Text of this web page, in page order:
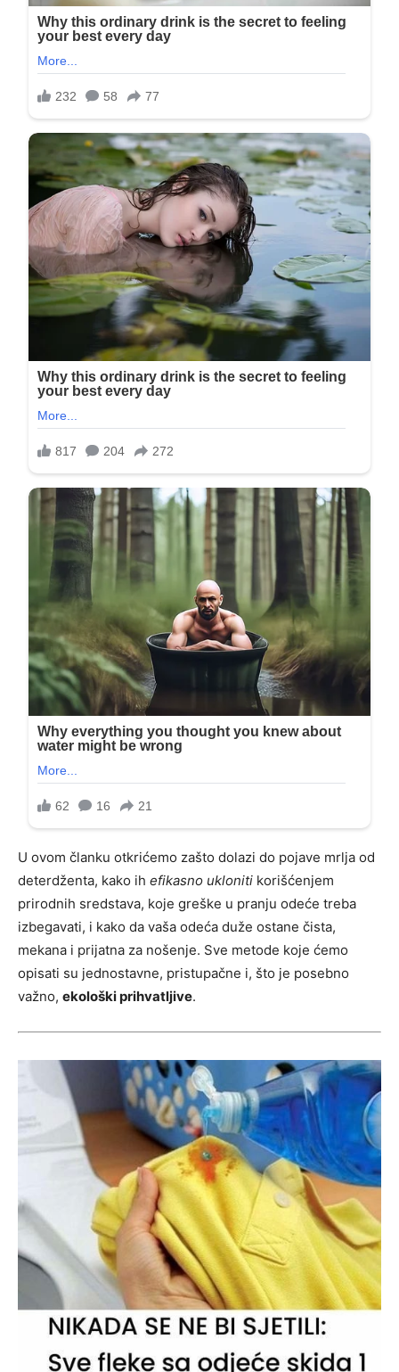
U ovom članku otkrićemo zašto dolazi do pojave mrlja od
deterdženta, kako ih efikasno ukloniti korišćenjem
prirodnih sredstava, koje greške u pranju odeće treba
izbegavati, i kako da vaša odeća duže ostane čista,
mekana i prijatna za nošenje. Sve metode koje ćemo
opisati su jednostavne, pristupačne i, što je posebno
važno, ekološki prihvatljive.